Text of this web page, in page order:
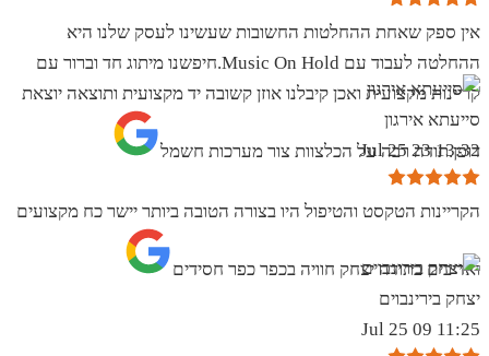
אין ספק שאחת ההחלטות החשובות שעשינו לעסק שלנו היא
ההחלטה לעבוד עם Music On Hold.חיפשנו מיתוג חד וברור עם
קריינות מקצועית ואכן קיבלנו אוזן קשובה יד מקצועית ותוצאה יוצאת
דופן.תודה רבה על הכלצוות צור מערכות חשמל
סייעתא אירגון
13:32 23 Jul 25
הקריינות הטקסט והטיפול היו בצורה הטובה ביותר יישר כח מקצועים
ואדיבים בתודה יצחק חוויה בכפר כפר חסידים
יצחק בירינבוים
11:25 09 Jul 25